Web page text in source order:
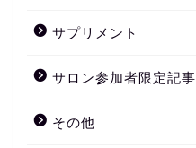
サプリメント
サロン参加者限定記事
その他